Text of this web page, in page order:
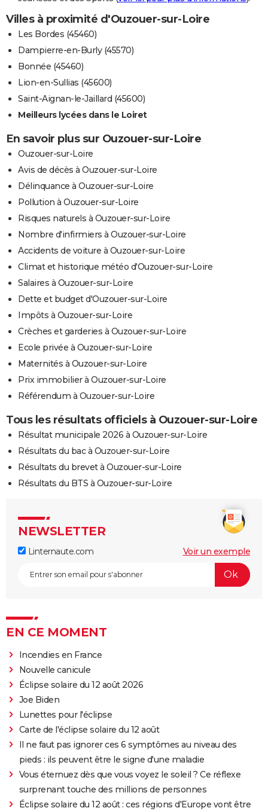
Villes à proximité d'Ouzouer-sur-Loire
Les Bordes (45460)
Dampierre-en-Burly (45570)
Bonnée (45460)
Lion-en-Sullias (45600)
Saint-Aignan-le-Jaillard (45600)
Meilleurs lycées dans le Loiret
En savoir plus sur Ouzouer-sur-Loire
Ouzouer-sur-Loire
Avis de décès à Ouzouer-sur-Loire
Délinquance à Ouzouer-sur-Loire
Pollution à Ouzouer-sur-Loire
Risques naturels à Ouzouer-sur-Loire
Nombre d'infirmiers à Ouzouer-sur-Loire
Accidents de voiture à Ouzouer-sur-Loire
Climat et historique météo d'Ouzouer-sur-Loire
Salaires à Ouzouer-sur-Loire
Dette et budget d'Ouzouer-sur-Loire
Impôts à Ouzouer-sur-Loire
Crèches et garderies à Ouzouer-sur-Loire
Ecole privée à Ouzouer-sur-Loire
Maternités à Ouzouer-sur-Loire
Prix immobilier à Ouzouer-sur-Loire
Référendum à Ouzouer-sur-Loire
Tous les résultats officiels à Ouzouer-sur-Loire
Résultat municipale 2026 à Ouzouer-sur-Loire
Résultats du bac à Ouzouer-sur-Loire
Résultats du brevet à Ouzouer-sur-Loire
Résultats du BTS à Ouzouer-sur-Loire
NEWSLETTER
Linternaute.com Voir un exemple
EN CE MOMENT
Incendies en France
Nouvelle canicule
Éclipse solaire du 12 août 2026
Joe Biden
Lunettes pour l'éclipse
Carte de l'éclipse solaire du 12 août
Il ne faut pas ignorer ces 6 symptômes au niveau des
pieds : ils peuvent être le signe d'une maladie
Vous éternuez dès que vous voyez le soleil ? Ce réflexe
surprenant touche des millions de personnes
Éclipse solaire du 12 août : ces régions d'Europe vont être